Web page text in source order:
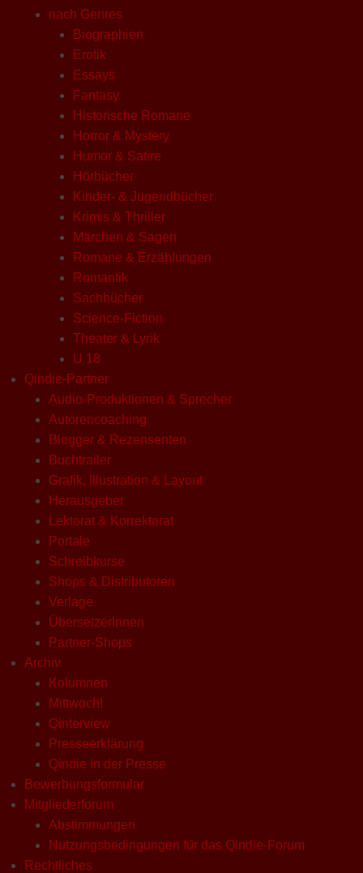
nach Genres
Biographien
Erotik
Essays
Fantasy
Historische Romane
Horror & Mystery
Humor & Satire
Hörbücher
Kinder- & Jugendbücher
Krimis & Thriller
Märchen & Sagen
Romane & Erzählungen
Romantik
Sachbücher
Science-Fiction
Theater & Lyrik
U 18
Qindie-Partner
Audio-Produktionen & Sprecher
Autorencoaching
Blogger & Rezensenten
Buchtrailer
Grafik, Illustration & Layout
Herausgeber
Lektorat & Korrektorat
Portale
Schreibkurse
Shops & Distributoren
Verlage
ÜbersetzerInnen
Partner-Shops
Archiv
Kolumnen
Mittwoch!
Qinterview
Presseerklärung
Qindie in der Presse
Bewerbungsformular
Mitgliederforum
Abstimmungen
Nutzungsbedingungen für das Qindie-Forum
Rechtliches